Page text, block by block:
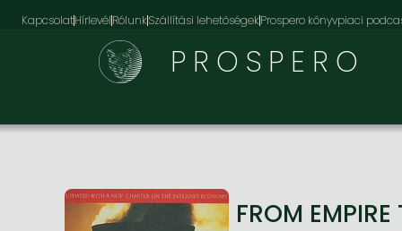
KapcsolatHírlevélRólunkSzállítási lehetőségekProspero könyvpiaci
PROSPERO
FROM